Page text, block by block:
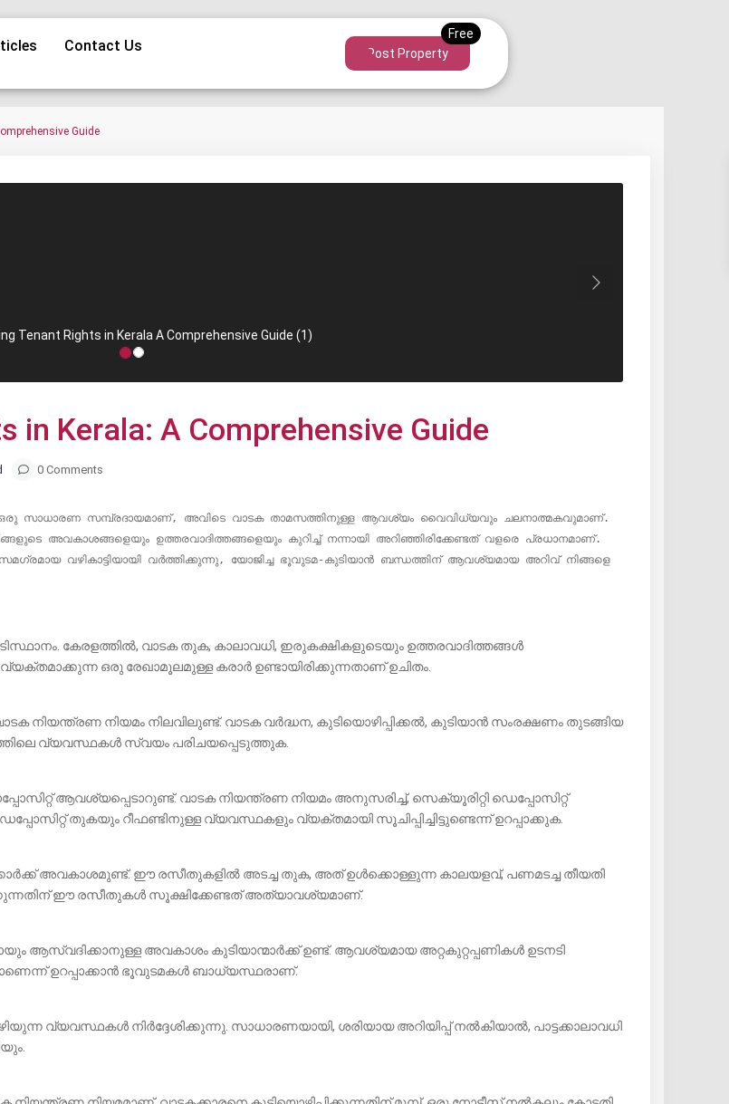
Contact Us Post Property
Guide
Tenant Rights in Kerala A Comprehensive Guide (1)
Next
in Kerala: A Comprehensive Guide
0 Comments
അവകാശങ്ങളെയും ഉത്തരവാദിത്തങ്ങളെയും കുറിച്ച് നന്നായി അറിഞ്ഞിരിക്കേണ്ടത് വളരെ പ്രധാനമാണ്.
വഴികാട്ടിയായി വർത്തിക്കുന്നു, യോജിച്ച ഭൂവുടമ-കുടിയാൻ ബന്ധത്തിന് ആവശ്യമായ അറിവ് നിങ്ങളെ
കേരളത്തിൽ, വാടക തുക, കാലാവധി, ഇരുകക്ഷികളുടെയും ഉത്തരവാദിത്തങ്ങൾ
ഒരു രേഖാമൂലമുള്ള കരാർ ഉണ്ടായിരിക്കുന്നതാണ് ഉചിതം.
നിയന്ത്രണ നിയമം നിലവിലുണ്ട്. വാടക വർദ്ധന, കുടിയൊഴിപ്പിക്കൽ, കുടിയാൻ സംരക്ഷണം തുടങ്ങിയ
വ്യവസ്ഥകൾ സ്വയം പരിചയപ്പെടുത്തുക.
ആവശ്യപ്പെടാറുണ്ട്. വാടക നിയന്ത്രണ നിയമം അനുസരിച്ച്, സെക്യൂരിറ്റി ഡെപ്പോസിറ്റ്
തുകയും റീഫണ്ടിനുള്ള വ്യവസ്ഥകളും വ്യക്തമായി സൂചിപ്പിച്ചിട്ടുണ്ടെന്ന് ഉറപ്പാക്കുക.
അവകാശമുണ്ട്. ഈ രസീതുകളിൽ അടച്ച തുക, അത് ഉൾക്കൊള്ളുന്ന കാലയളവ്, പണമടച്ച തീയതി
ഈ രസീതുകൾ സൂക്ഷിക്കേണ്ടത് അത്യാവശ്യമാണ്.
അവകാശം കുടിയാന്മാർക്ക് ഉണ്ട്. ആവശ്യമായ അറ്റകുറ്റപ്പണികൾ ഉടനടി
ഉറപ്പാക്കാൻ ഭൂവുടമകൾ ബാധ്യസ്ഥരാണ്.
വ്യവസ്ഥകൾ നിർദ്ദേശിക്കുന്നു. സാധാരണയായി, ശരിയായ അറിയിപ്പ് നൽകിയാൽ, പാട്ടക്കാലാവധി